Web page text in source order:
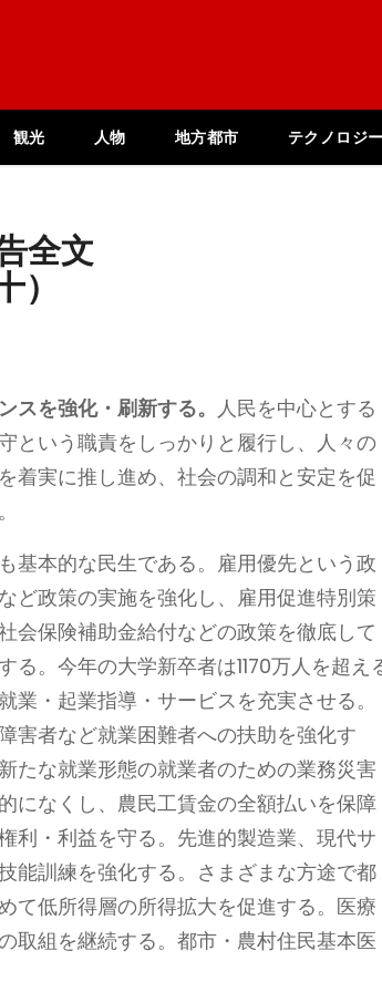
観光 人物 地方都市 テクノロジ
全文
スを強化・刷新する。 人民を中心とする
という職責をしっかりと履行し、人々の
着実に推し進め、社会の調和と安定を促
基本的な民生である。雇用優先という政
ど政策の実施を強化し、雇用促進特別策
会保険補助金給付などの政策を徹底して
。今年の大学新卒者は1170万人を超え
・起業指導・サービスを充実させる。
害者など就業困難者への扶助を強化す
たな就業形態の就業者のための業務災害
になくし、農民工賃金の全額払いを保障
利・利益を守る。先進的製造業、現代サ
能訓練を強化する。さまざまな方途で都
て低所得層の所得拡大を促進する。医療
取組を継続する。都市・農村住民基本医